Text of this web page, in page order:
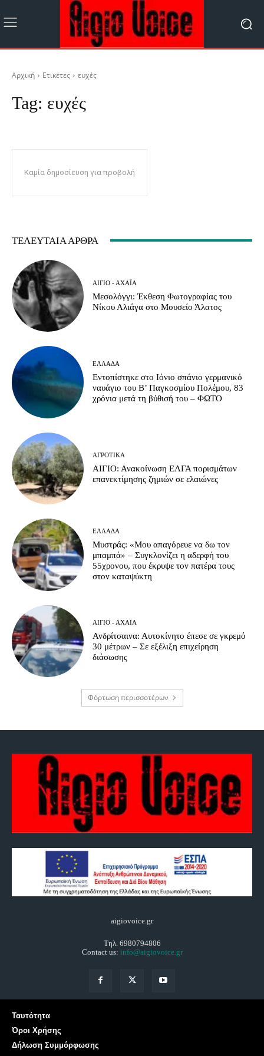
Αρχική Ετικέτες ευχές
Tag: ευχές
Καμία δημοσίευση για προβολή
ΤΕΛΕΥΤΑΊΑ ΆΡΘΡΑ
ΑΊΓΙΟ - ΑΧΑΪ́Α
Μεσολόγγι: Έκθεση Φωτογραφίας του
Νίκου Αλιάγα στο Μουσείο Άλατος
ΕΛΛΆΔΑ
Εντοπίστηκε στο Ιόνιο σπάνιο γερμανικό
ναυάγιο του Β’ Παγκοσμίου Πολέμου, 83
χρόνια μετά τη βύθισή του – ΦΩΤΟ
ΑΓΡΟΤΙΚΆ
ΑΙΓΙΟ: Ανακοίνωση ΕΛΓΑ πορισμάτων
επανεκτίμησης ζημιών σε ελαιώνες
ΕΛΛΆΔΑ
Μυστράς: «Μου απαγόρευε να δω τον
μπαμπά» – Συγκλονίζει η αδερφή του
55χρονου, που έκρυψε τον πατέρα τους
στον καταψύκτη
ΑΊΓΙΟ - ΑΧΑΪ́Α
Ανδρίτσαινα: Αυτοκίνητο έπεσε σε γκρεμό
30 μέτρων – Σε εξέλιξη επιχείρηση
διάσωσης
Φόρτωση περισσοτέρων
aigiovoice.gr
Τηλ. 6980794806
Contact us: info@aigiovoice.gr
Ταυτότητα
Όροι Χρήσης
Δήλωση Συμμόρφωσης